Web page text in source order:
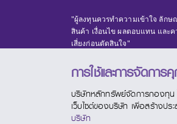
"ผู้ลงทุนควรทำความเข้าใจ ลักษ
สินค้า เงื่อนไข ผลตอบแทน และค
เสี่ยงก่อนตัดสินใจ"
การใช้และการจัดการ
บริษัทหลักทรัพย์จัดการกองทุน
เว็บไซต์ของบริษัท เพื่อสร้างปร
บริษัท